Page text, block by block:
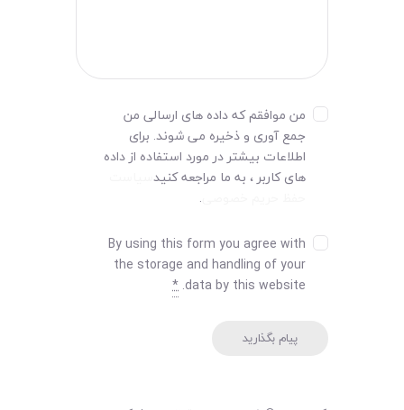
من موافقم که داده های ارسالی من
جمع آوری و ذخیره می شوند. برای
اطلاعات بیشتر در مورد استفاده از داده
های کاربر ، به ما مراجعه کنید
.
By using this form you agree with
the storage and handling of your
data by this website.
*